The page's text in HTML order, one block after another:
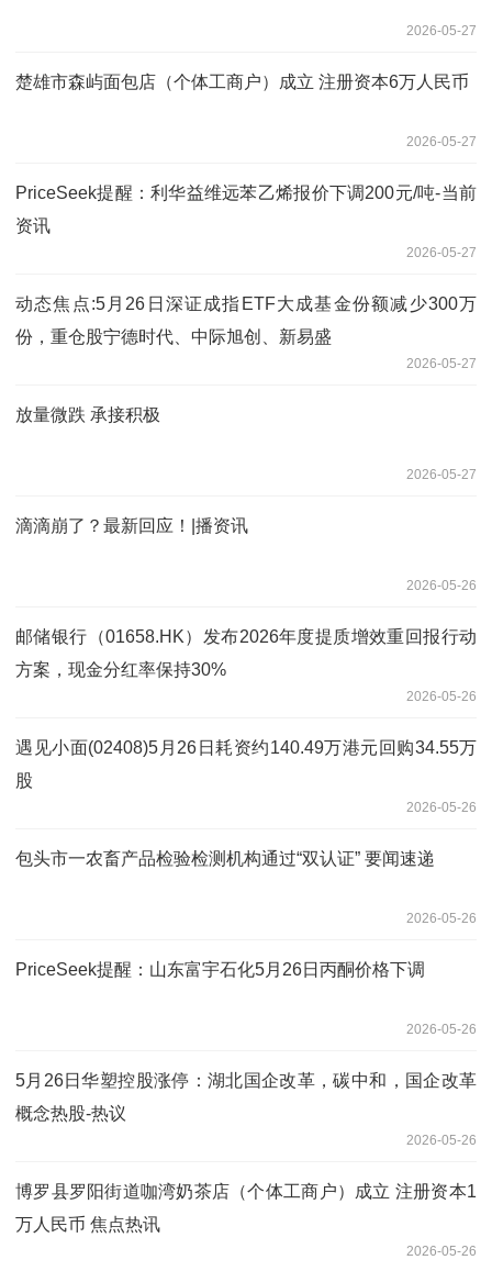
2026-05-27
楚雄市森屿面包店（个体工商户）成立 注册资本6万人民币
2026-05-27
PriceSeek提醒：利华益维远苯乙烯报价下调200元/吨-当前
资讯
2026-05-27
动态焦点:5月26日深证成指ETF大成基金份额减少300万
份，重仓股宁德时代、中际旭创、新易盛
2026-05-27
放量微跌 承接积极
2026-05-27
滴滴崩了？最新回应！|播资讯
2026-05-26
邮储银行（01658.HK）发布2026年度提质增效重回报行动
方案，现金分红率保持30%
2026-05-26
遇见小面(02408)5月26日耗资约140.49万港元回购34.55万
股
2026-05-26
包头市一农畜产品检验检测机构通过“双认证” 要闻速递
2026-05-26
PriceSeek提醒：山东富宇石化5月26日丙酮价格下调
2026-05-26
5月26日华塑控股涨停：湖北国企改革，碳中和，国企改革
概念热股-热议
2026-05-26
博罗县罗阳街道咖湾奶茶店（个体工商户）成立 注册资本1
万人民币 焦点热讯
2026-05-26